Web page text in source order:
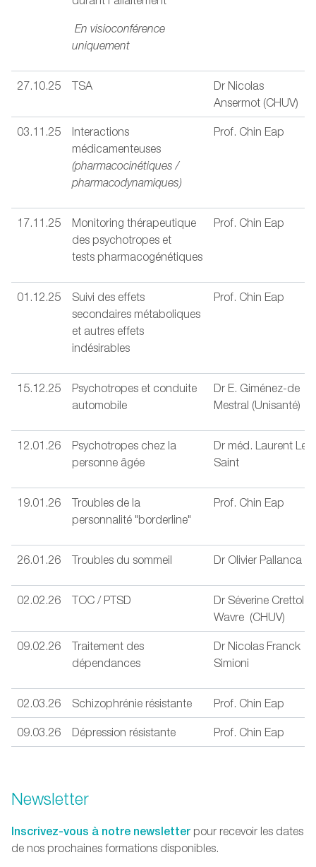
En visioconférence
uniquement
27.10.25 TSA
Dr Nicolas
Ansermot (CHUV)
03.11.25
Interactions
médicamenteuses
(pharmacocinétiques /
pharmacodynamiques)
Prof. Chin Eap
17.11.25
Monitoring thérapeutique
des psychotropes et
tests pharmacogénétiques
Prof. Chin Eap
01.12.25
Suivi des effets
secondaires métaboliques
et autres effets
indésirables
Prof. Chin Eap
15.12.25
Psychotropes et conduite
automobile
Dr E. Giménez-de
Mestral (Unisanté)
12.01.26
Psychotropes chez la
personne âgée
Dr méd. Laurent Le
Saint
19.01.26
Troubles de la
personnalité "borderline"
Prof. Chin Eap
26.01.26 Troubles du sommeil Dr Olivier Pallanca
02.02.26 TOC / PTSD
Dr Séverine Crettol
Wavre (CHUV)
09.02.26
Traitement des
dépendances
Dr Nicolas Franck
Simioni
02.03.26 Schizophrénie résistante Prof. Chin Eap
09.03.26 Dépression résistante Prof. Chin Eap
Newsletter
Inscrivez-vous à notre newsletter pour recevoir les dates
de nos prochaines formations disponibles.